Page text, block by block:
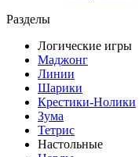
Разделы
Логические игры
Маджонг
Линии
Шарики
Крестики-Нолики
Зума
Тетрис
Настольные